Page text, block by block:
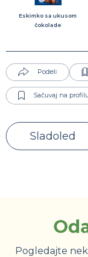
Eskimko sa ukusom
čokolade
Podeli
Sačuvaj na profilu
Sladoled
Pogledajte